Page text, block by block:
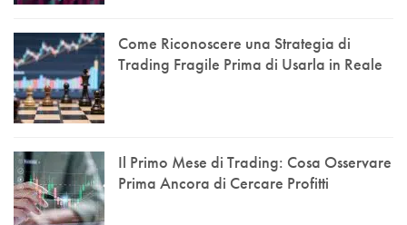
Come Riconoscere una Strategia di
Trading Fragile Prima di Usarla in Reale
Il Primo Mese di Trading: Cosa Osservare
Prima Ancora di Cercare Profitti